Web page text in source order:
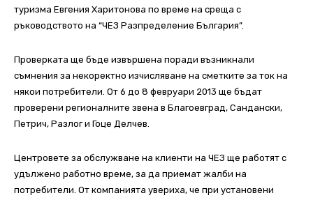
туризма Евгения Харитонова по време на среща с
ръководството на “ЧЕЗ Разпределение България”.
Проверката ще бъде извършена поради възникнали
съмнения за некоректно изчисляване на сметките за ток на
някои потребители. От 6 до 8 февруари 2013 ще бъдат
проверени регионалните звена в Благоевград, Сандански,
Петрич, Разлог и Гоце Делчев.
Центровете за обслужване на клиенти на ЧЕЗ ще работят с
удължено работно време, за да приемат жалби на
потребители. От компанията увериха, че при установени